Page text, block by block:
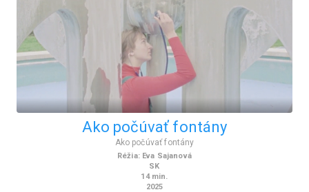
Ako počúvať fontány
Ako počúvať fontány
Réžia: Eva Sajanová
SK
14 min.
2025